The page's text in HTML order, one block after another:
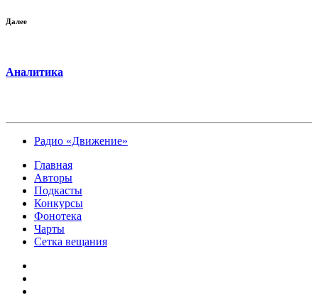
Далее
Аналитика
Радио «Движение»
Главная
Авторы
Подкасты
Конкурсы
Фонотека
Чарты
Сетка вещания